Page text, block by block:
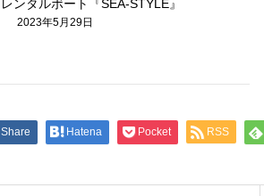
レンタルボート『SEA-STYLE』
2023年5月29日
Share Hatena Pocket RSS